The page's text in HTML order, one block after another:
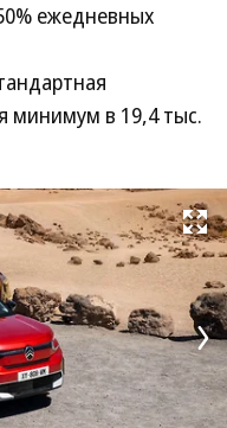
ежедневных
минимум в 19,4 тыс.
Развернуть